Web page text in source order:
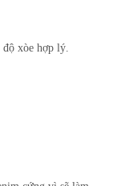
xòe hợp lý.